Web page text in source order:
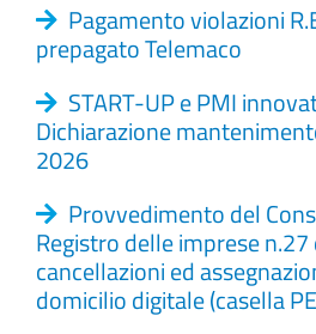
Pagamento violazioni
prepagato Telemaco
START-UP e PMI
Dichiarazione
2026
Provvedimento del
Registro delle imprese
cancellazioni ed
domicilio digitale (casella